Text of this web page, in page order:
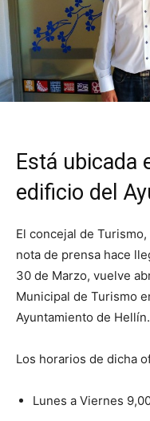
Está ubicada
edificio del
El concejal de
nota de prensa hace
30 de Marzo, vuelve
Municipal de Turismo
Ayuntamiento de Hellín.
Los horarios de dicha
Lunes a Viernes